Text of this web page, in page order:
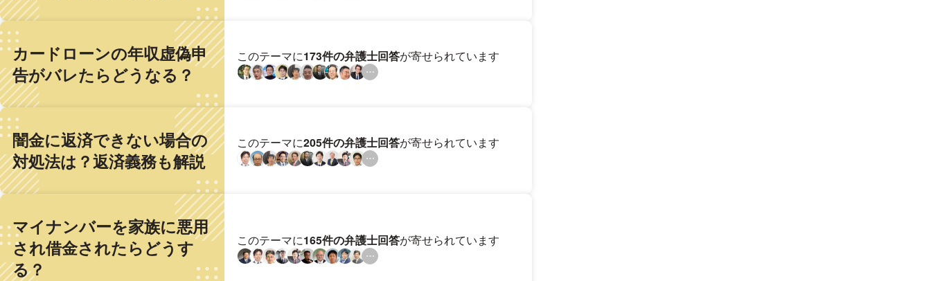
カードローンの年収虚偽申
告がバレたらどうなる？
このテーマに173件の弁護士回答が寄せられています
闇金に返済できない場合の
対処法は？返済義務も解説
このテーマに205件の弁護士回答が寄せられています
マイナンバーを家族に悪用
され借金されたらどうす
る？
このテーマに165件の弁護士回答が寄せられています